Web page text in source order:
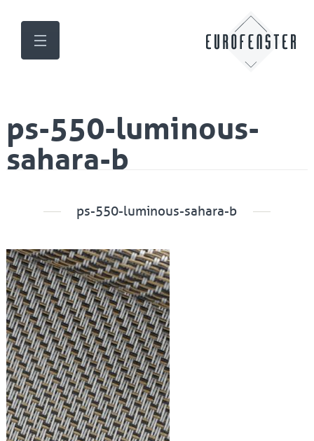
ps-550-luminous-
sahara-b
ps-550-luminous-sahara-b